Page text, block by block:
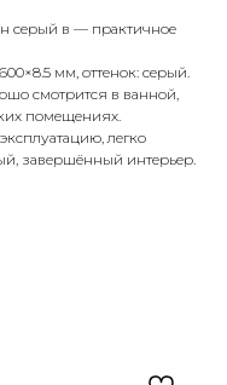
серый в — практичное
мм, оттенок: серый.
смотрится в ванной,
помещениях.
легко
завершённый интерьер.